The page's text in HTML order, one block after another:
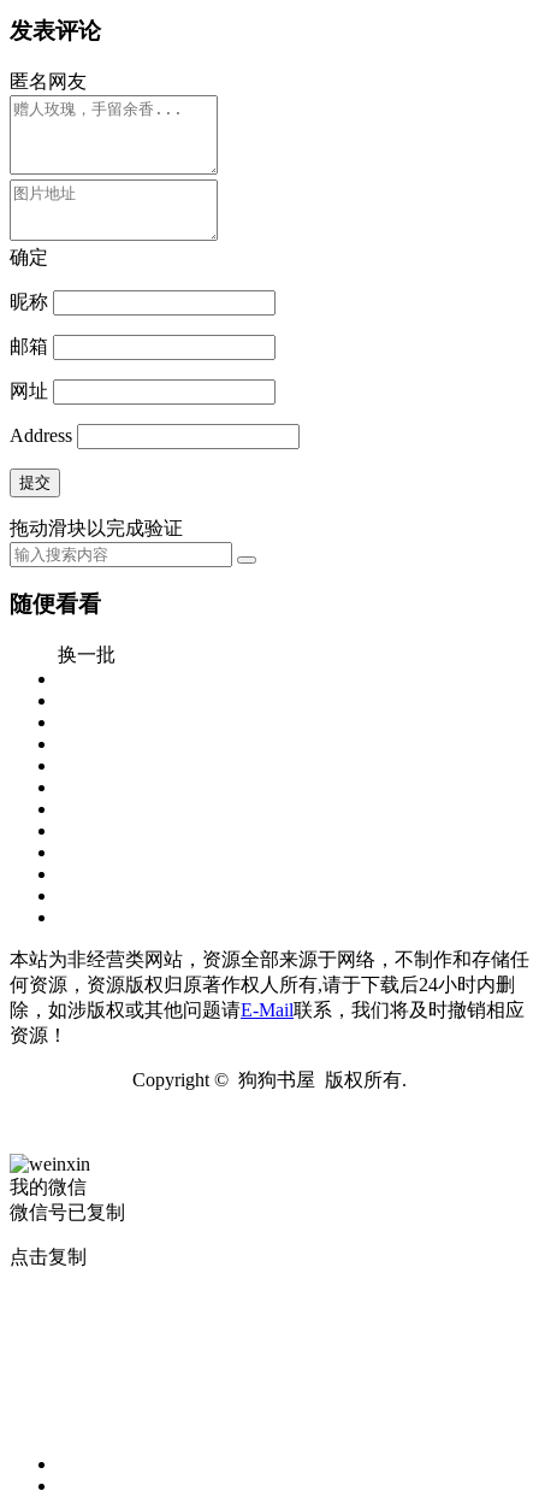
发表评论
匿名网友
确定
昵称
邮箱
网址
Address
提交
拖动滑块以完成验证
随便看看
换一批
本站为非经营类网站，资源全部来源于网络，不制作和存储任
何资源，资源版权归原著作权人所有,请于下载后24小时内删
除，如涉版权或其他问题请E-Mail联系，我们将及时撤销相应
资源！
Copyright © 狗狗书屋 版权所有.
我的微信
微信号已复制
点击复制